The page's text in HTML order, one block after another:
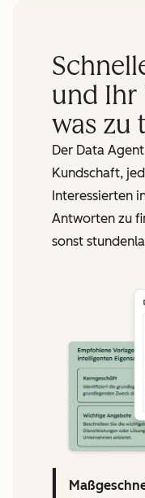
und Ihr
was zu
Der Data
Kundschaft,
Interessierten
Antworten zu
sonst